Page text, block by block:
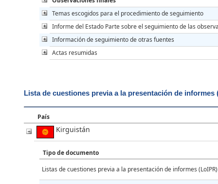
Temas escogidos para el procedimiento de seguimiento
Informe del Estado Parte sobre el seguimiento de las
Información de seguimiento de otras fuentes
Actas resumidas
Lista de cuestiones previa a la presentación de informes
País
Kirguistán
Tipo de documento
Listas de cuestiones previa a la presentación de informes (LoIPR)